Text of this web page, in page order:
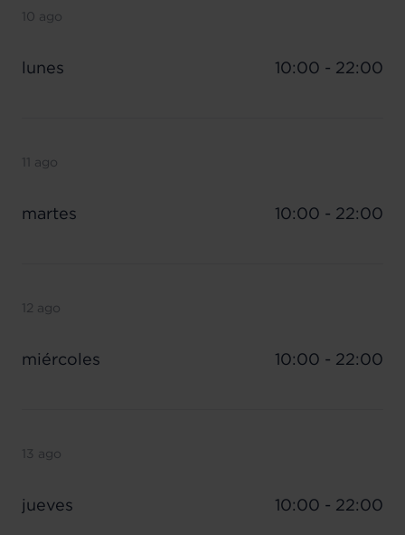
10 ago
lunes 10:00 - 22:00
11 ago
martes 10:00 - 22:00
12 ago
miércoles 10:00 - 22:00
13 ago
jueves 10:00 - 22:00